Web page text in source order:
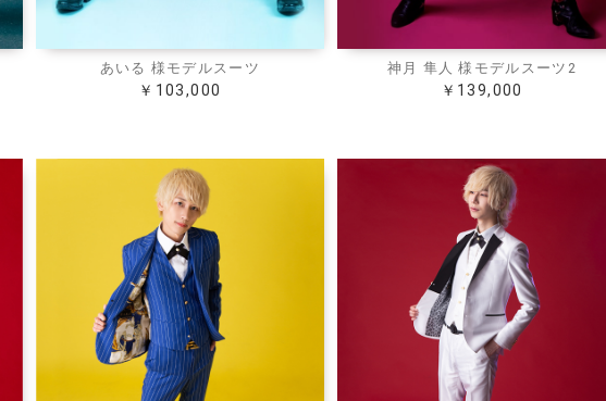
あいる 様モデルスーツ
￥103,000
神月 隼人 様モデルスーツ2
￥139,000